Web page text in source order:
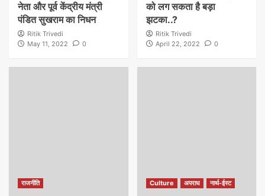
नेता और पूर्व केंद्रीय मंत्री
पंडित सुखराम का निधन
Ritik Trivedi
May 11, 2022
0
को लग सकता है बड़ा
झटका..?
Ritik Trivedi
April 22, 2022
0
राजनीति Culture अपराध नार्थ-ईस्ट